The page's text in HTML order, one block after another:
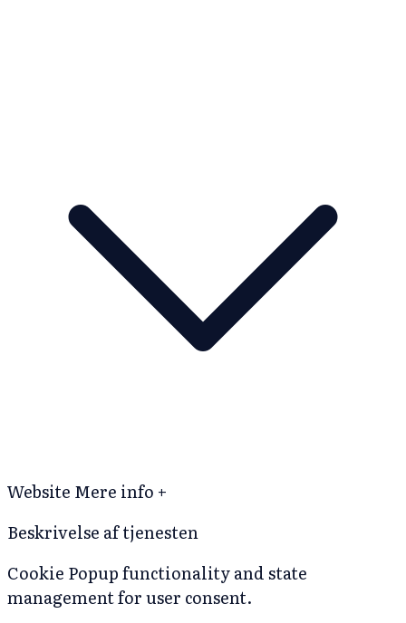
Website Mere info +
Beskrivelse af tjenesten
Cookie Popup functionality and state
management for user consent.